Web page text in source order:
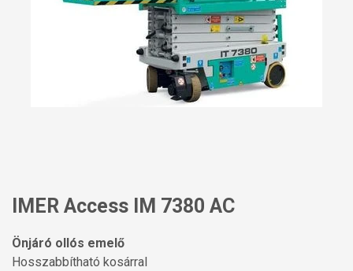
IMER Access IM 7380 AC
Önjáró ollós emelő
Hosszabbítható kosárral